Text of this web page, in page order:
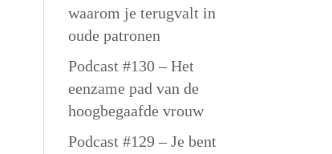
waarom je terugvalt in
oude patronen
Podcast #130 – Het
eenzame pad van de
hoogbegaafde vrouw
Podcast #129 – Je bent